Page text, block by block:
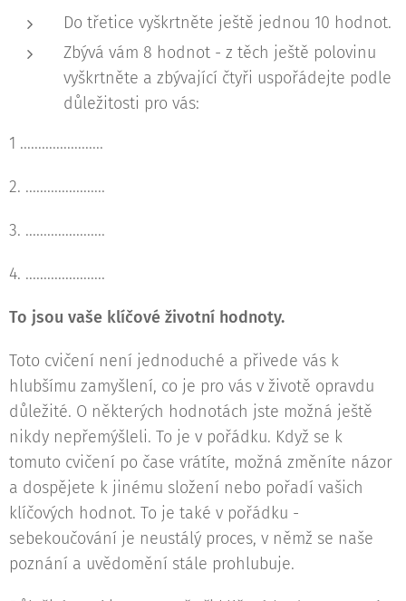
Do třetice vyškrtněte ještě jednou 10 hodnot.
Zbývá vám 8 hodnot - z těch ještě polovinu
vyškrtněte a zbývající čtyři uspořádejte podle
důležitosti pro vás:
1 .......................
2. ......................
3. ......................
4. ......................
To jsou vaše klíčové životní hodnoty.
Toto cvičení není jednoduché a přivede vás k
hlubšímu zamyšlení, co je pro vás v životě opravdu
důležité. O některých hodnotách jste možná ještě
nikdy nepřemýšleli. To je v pořádku. Když se k
tomuto cvičení po čase vrátíte, možná změníte názor
a dospějete k jinému složení nebo pořadí vašich
klíčových hodnot. To je také v pořádku -
sebekoučování je neustálý proces, v němž se naše
poznání a uvědomění stále prohlubuje.